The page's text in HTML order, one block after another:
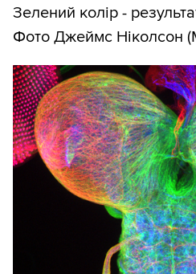
Зелений колір -
Фото Джеймс Ніколсон